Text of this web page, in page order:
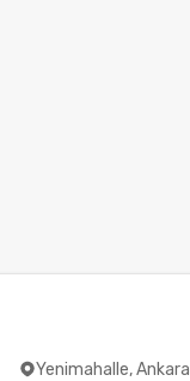
Yenimahalle, Ankara